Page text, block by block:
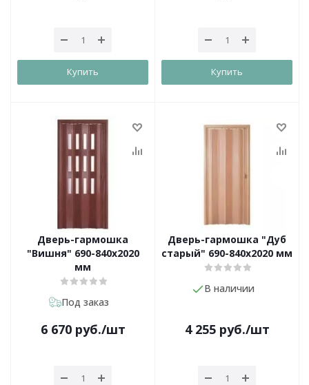
Купить Купить
Дверь-гармошка
"Вишня" 690-840х2020
мм
Под заказ
6 670руб./шт
Дверь-гармошка "Дуб
старый" 690-840х2020 мм
В наличии
4 255руб./шт